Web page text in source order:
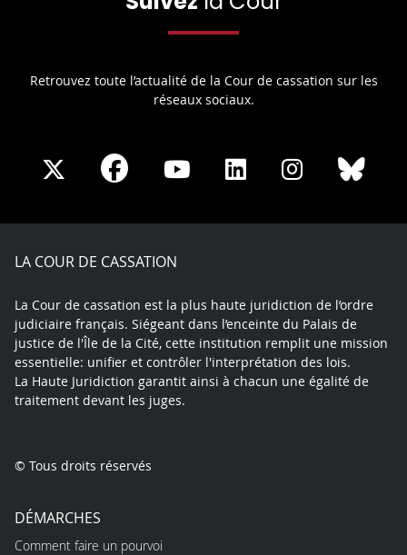
Retrouvez toute l’actualité de la Cour de cassation sur les
réseaux sociaux.
Share
X
Share
Facebook
Share
Youtube
Share
LinkedIn
Share
Instagram
LA COUR DE CASSATION
La Cour de cassation est la plus haute juridiction de l’ordre
judiciaire français. Siégeant dans l’enceinte du Palais de
justice de l'Île de la Cité, cette institution remplit une mission
essentielle: unifier et contrôler l'interprétation des lois.
La Haute Juridiction garantit ainsi à chacun une égalité de
traitement devant les juges.
© Tous droits réservés
DÉMARCHES
Comment faire un pourvoi